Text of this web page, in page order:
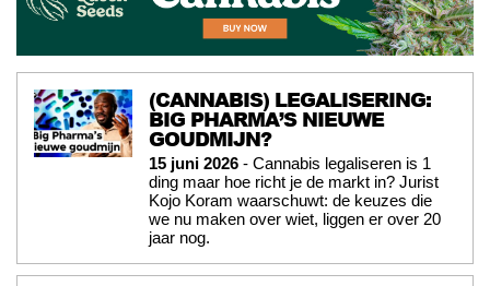
(CANNABIS) LEGALISERING:
BIG PHARMA’S NIEUWE
GOUDMIJN?
15 juni 2026 - Cannabis legaliseren is 1
ding maar hoe richt je de markt in? Jurist
Kojo Koram waarschuwt: de keuzes die
we nu maken over wiet, liggen er over 20
jaar nog.